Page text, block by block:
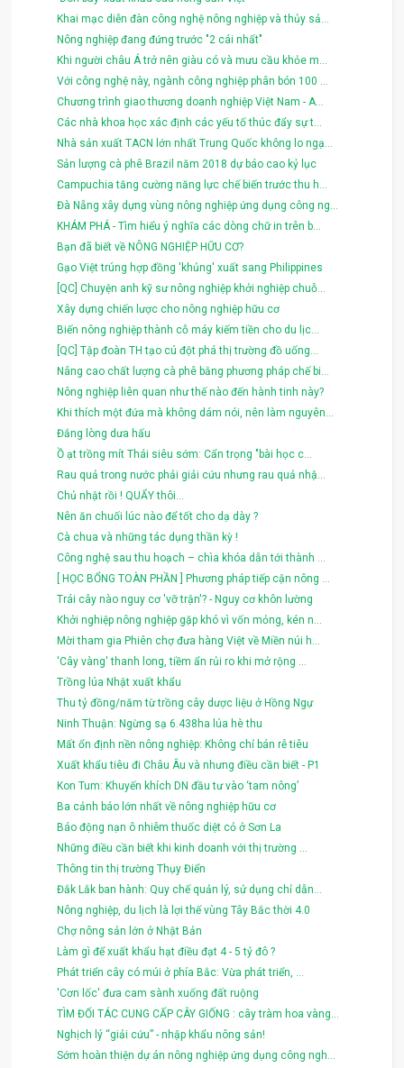
Khai mạc diễn đàn công nghệ nông nghiệp và thủy sả...
Nông nghiệp đang đứng trước "2 cái nhất"
Khi người châu Á trở nên giàu có và mưu cầu khỏe m...
Với công nghệ này, ngành công nghiệp phân bón 100 ...
Chương trình giao thương doanh nghiệp Việt Nam - A...
Các nhà khoa học xác định các yếu tố thúc đẩy sự t...
Nhà sản xuất TACN lớn nhất Trung Quốc không lo ngạ...
Sản lượng cà phê Brazil năm 2018 dự báo cao kỷ lục
Campuchia tăng cường năng lực chế biến trước thu h...
Đà Nẵng xây dựng vùng nông nghiệp ứng dụng công ng...
KHÁM PHÁ - Tìm hiểu ý nghĩa các dòng chữ in trên b...
Bạn đã biết về NÔNG NGHIỆP HỮU CƠ?
Gạo Việt trúng hợp đồng 'khủng' xuất sang Philippines
[QC] Chuyện anh kỹ sư nông nghiệp khởi nghiệp chuỗ...
Xây dựng chiến lược cho nông nghiệp hữu cơ
Biến nông nghiệp thành cỗ máy kiếm tiền cho du lịc...
[QC] Tập đoàn TH tạo cú đột phá thị trường đồ uống...
Nâng cao chất lượng cà phê bằng phương pháp chế bi...
Nông nghiệp liên quan như thế nào đến hành tinh này?
Khi thích một đứa mà không dám nói, nên làm nguyên...
Đắng lòng dưa hấu
Ồ ạt trồng mít Thái siêu sớm: Cẩn trọng "bài học c...
Rau quả trong nước phải giải cứu nhưng rau quả nhậ...
Chủ nhật rồi ! QUẨY thôi...
Nên ăn chuối lúc nào để tốt cho dạ dày ?
Cà chua và những tác dụng thần kỳ !
Công nghệ sau thu hoạch – chìa khóa dẫn tới thành ...
[ HỌC BỔNG TOÀN PHẦN ] Phương pháp tiếp cận nông ...
Trái cây nào nguy cơ 'vỡ trận'? - Nguy cơ khôn lường
Khởi nghiệp nông nghiệp gặp khó vì vốn mỏng, kén n...
Mời tham gia Phiên chợ đưa hàng Việt về Miền núi h...
'Cây vàng' thanh long, tiềm ẩn rủi ro khi mở rộng ...
Trồng lúa Nhật xuất khẩu
Thu tỷ đồng/năm từ trồng cây dược liệu ở Hồng Ngự
Ninh Thuận: Ngừng sạ 6.438ha lúa hè thu
Mất ổn định nền nông nghiệp: Không chỉ bán rễ tiêu
Xuất khẩu tiêu đi Châu Âu và nhưng điều cần biết - P1
Kon Tum: Khuyến khích DN đầu tư vào ‘tam nông’
Ba cảnh báo lớn nhất về nông nghiệp hữu cơ
Báo động nạn ô nhiễm thuốc diệt cỏ ở Sơn La
Những điều cần biết khi kinh doanh với thị trường ...
Thông tin thị trường Thụy Điển
Đắk Lắk ban hành: Quy chế quản lý, sử dụng chỉ dẫn...
Nông nghiệp, du lịch là lợi thế vùng Tây Bắc thời 4.0
Chợ nông sản lớn ở Nhật Bản
Làm gì để xuất khẩu hạt điều đạt 4 - 5 tỷ đô ?
Phát triển cây có múi ở phía Bắc: Vừa phát triển, ...
'Cơn lốc' đưa cam sành xuống đất ruộng
TÌM ĐỐI TÁC CUNG CẤP CÂY GIỐNG : cây tràm hoa vàng...
Nghịch lý “giải cứu” - nhập khẩu nông sản!
Sớm hoàn thiện dự án nông nghiệp ứng dụng công ngh...